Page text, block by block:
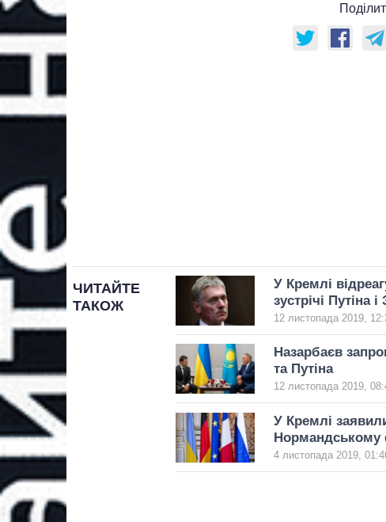
ЧИТАЙТЕ
ТАКОЖ
У Кремлі
зустрічі Путіна
12 листопада 2019,
Назарбаєв
та Путіна
12 листопада 2019,
У Кремлі
Нормандському
4 листопада 2019,